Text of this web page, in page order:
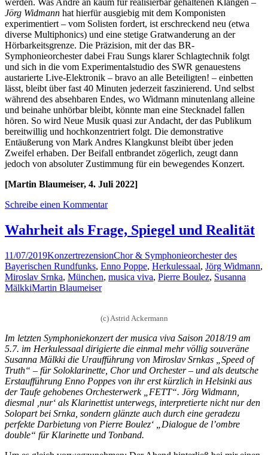
werden. Was Andre an kaum für realisierbar gehaltenen Klängen –
Jörg Widmann hat hierfür ausgiebig mit dem Komponisten
experimentiert – vom Solisten fordert, ist erschreckend neu (etwa
diverse Multiphonics) und eine stetige Gratwanderung an der
Hörbarkeitsgrenze. Die Präzision, mit der das BR-
Symphonieorchester dabei Frau Sungs klarer Schlagtechnik folgt
und sich in die vom Experimentalstudio des SWR genauestens
austarierte Live-Elektronik – bravo an alle Beteiligten! – einbetten
lässt, bleibt über fast 40 Minuten jederzeit faszinierend. Und selbst
während des absehbaren Endes, wo Widmann minutenlang alleine
und beinahe unhörbar bleibt, könnte man eine Stecknadel fallen
hören. So wird Neue Musik quasi zur Andacht, der das Publikum
bereitwillig und hochkonzentriert folgt. Die demonstrative
Entäußerung von Mark Andres Klangkunst bleibt über jeden
Zweifel erhaben. Der Beifall entbrandet zögerlich, zeugt dann
jedoch von absoluter Zustimmung für ein bewegendes Konzert.
[Martin Blaumeiser, 4. Juli 2022]
Schreibe einen Kommentar
Wahrheit als Frage, Spiegel und Realität
11/07/2019KonzertrezensionChor & Symphonieorchester des
Bayerischen Rundfunks, Enno Poppe, Herkulessaal, Jörg Widmann,
Miroslav Srnka, München, musica viva, Pierre Boulez, Susanna
MälkkiMartin Blaumeiser
(c) Astrid Ackermann
Im letzten Symphoniekonzert der musica viva Saison 2018/19 am
5.7. im Herkulessaal dirigierte die einmal mehr völlig souveräne
Susanna Mälkki die Uraufführung von Miroslav Srnkas „Speed of
Truth“ – für Soloklarinette, Chor und Orchester – und als deutsche
Erstaufführung Enno Poppes von ihr erst kürzlich in Helsinki aus
der Taufe gehobenes Orchesterwerk „FETT“. Jörg Widmann,
diesmal ‚nur‘ als Klarinettist unterwegs, interpretierte nicht nur den
Solopart bei Srnka, sondern glänzte auch durch eine geradezu
perfekte Darbietung von Pierre Boulez‘ „Dialogue de l’ombre
double“ für Klarinette und Tonband.